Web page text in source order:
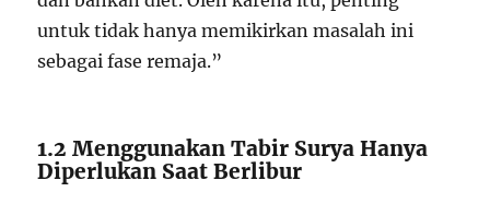
untuk tidak hanya memikirkan masalah ini
sebagai fase remaja.”
1.2 Menggunakan Tabir Surya Hanya
Diperlukan Saat Berlibur